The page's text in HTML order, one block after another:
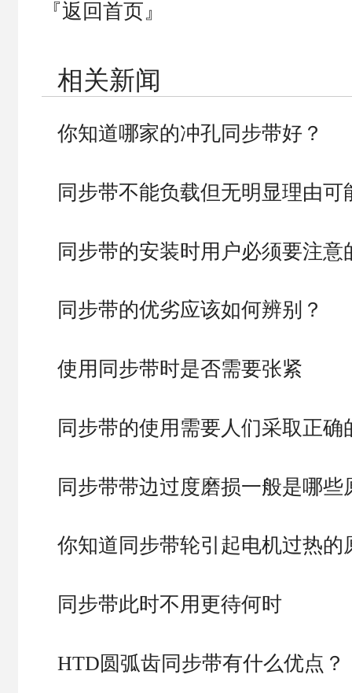
『返回首页』
相关新闻
你知道哪家的冲孔同步带好？
同步带不能负载但无明显理由
同步带的安装时用户必须要注
同步带的优劣应该如何辨别？
使用同步带时是否需要张紧
同步带的使用需要人们采取正
同步带带边过度磨损一般是哪
你知道同步带轮引起电机过热
同步带此时不用更待何时
HTD圆弧齿同步带有什么优点？